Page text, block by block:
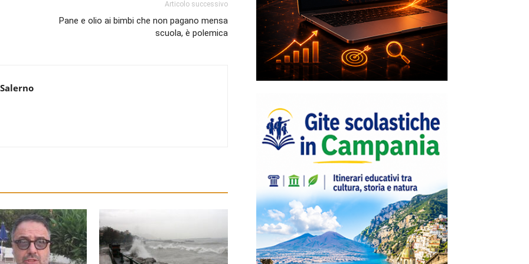
Articolo successivo
Pane e olio ai bimbi che non pagano mensa
scuola, è polemica